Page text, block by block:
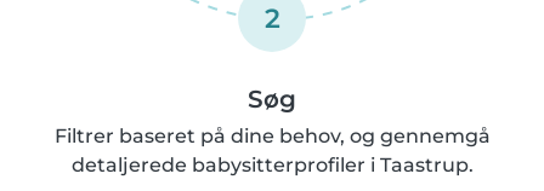
2
Søg
Filtrer baseret på dine behov, og gennemgå
detaljerede babysitterprofiler i Taastrup.